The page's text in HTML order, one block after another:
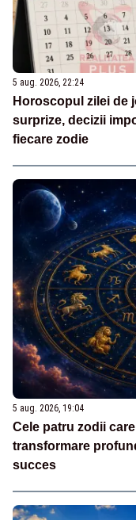
5 aug. 2026, 22:24
Horoscopul zilei de
surprize, decizii
fiecare zodie
5 aug. 2026, 19:04
Cele patru zodii
transformare
succes